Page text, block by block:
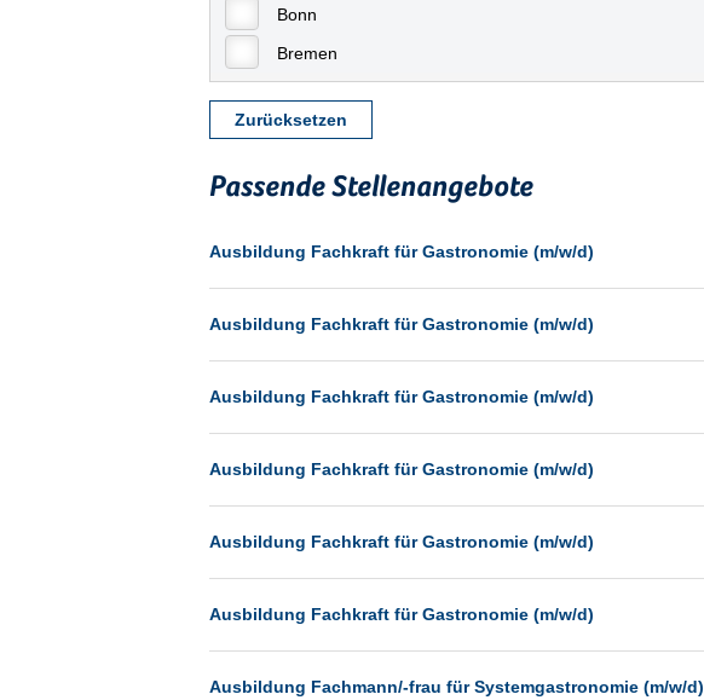
Bonn
Bremen
Celle
Chemnitz
Dresden
Düsseldorf
Erfurt
Essen
Frankfurt
Freiburg
Hamburg
Zurücksetzen
Passende Stellenangebote
Ausbildung Fachkraft für Gastronomie (m/w/d)
Ausbildung Fachkraft für Gastronomie (m/w/d)
Ausbildung Fachkraft für Gastronomie (m/w/d)
Ausbildung Fachkraft für Gastronomie (m/w/d)
Ausbildung Fachkraft für Gastronomie (m/w/d)
Ausbildung Fachkraft für Gastronomie (m/w/d)
Ausbildung Fachmann/-frau für Systemgastronomie (m/w/d)